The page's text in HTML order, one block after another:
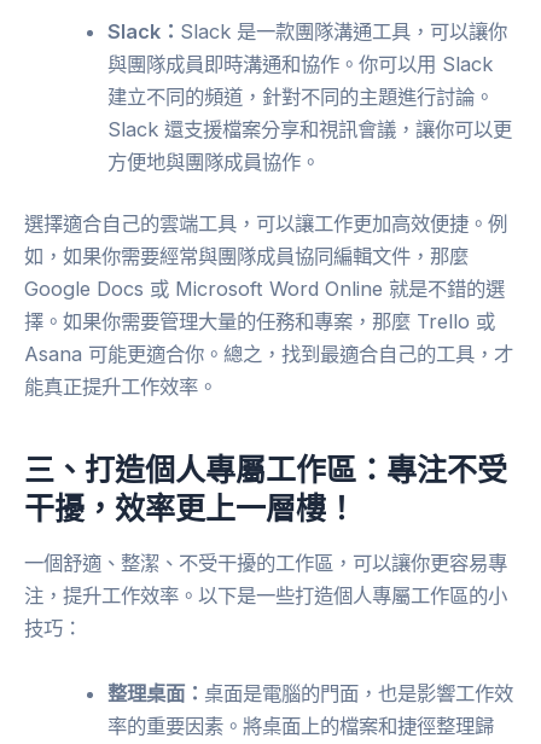
Slack： Slack 是一款團隊溝通工具，可以讓你
與團隊成員即時溝通和協作。你可以用 Slack
建立不同的頻道，針對不同的主題進行討論。
Slack 還支援檔案分享和視訊會議，讓你可以更
方便地與團隊成員協作。
選擇適合自己的雲端工具，可以讓工作更加高效便捷。例
如，如果你需要經常與團隊成員協同編輯文件，那麼
Google Docs 或 Microsoft Word Online 就是不錯的選
擇。如果你需要管理大量的任務和專案，那麼 Trello 或
Asana 可能更適合你。總之，找到最適合自己的工具，才
能真正提升工作效率。
三、打造個人專屬工作區：專注不受
干擾，效率更上一層樓！
一個舒適、整潔、不受干擾的工作區，可以讓你更容易專
注，提升工作效率。以下是一些打造個人專屬工作區的小
技巧：
整理桌面： 桌面是電腦的門面，也是影響工作效
率的重要因素。將桌面上的檔案和捷徑整理歸